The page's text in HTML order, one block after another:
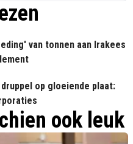
van tonnen aan Irakees
op gloeiende plaat:
ook leuk